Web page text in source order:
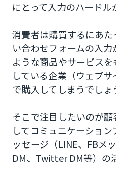
にとって入力のハードル
消費者は購買するにあ
い合わせフォームの入
ような商品やサービス
している企業（ウェブ
で購入してしまうでしょ
そこで注目したいのが
してコミュニケーショ
ッセージ（LINE、FBメ
DM、Twitter DM等）の